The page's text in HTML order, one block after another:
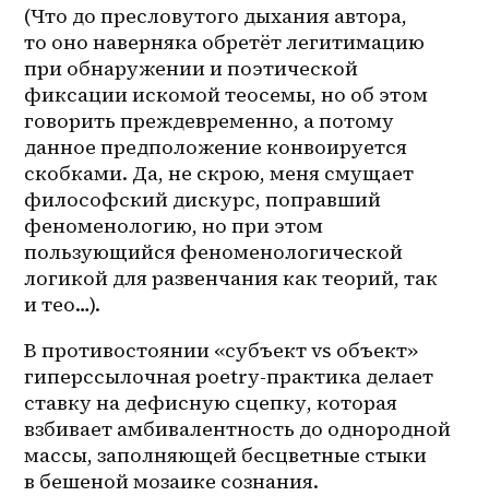
(Что до пресловутого дыхания автора,
то оно наверняка обретёт легитимацию
при обнаружении и поэтической
фиксации искомой теосемы, но об этом
говорить преждевременно, а потому
данное предположение конвоируется
скобками. Да, не скрою, меня смущает
философский дискурс, поправший
феноменологию, но при этом
пользующийся феноменологической
логикой для развенчания как теорий, так
и тео…).
В противостоянии «субъект vs объект»
гиперссылочная poetry-практика делает
ставку на дефисную сцепку, которая
взбивает амбивалентность до однородной
массы, заполняющей бесцветные стыки
в бешеной мозаике сознания.